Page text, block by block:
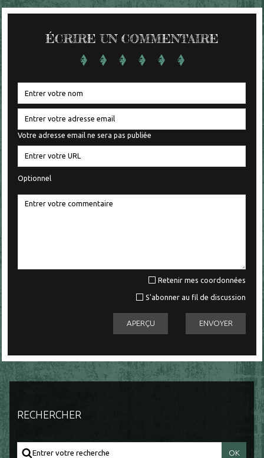
ÉCRIRE UN COMMENTAIRE
Votre adresse email ne sera pas publiée
Optionnel
Retenir mes coordonnées
S'abonner au fil de discussion
RECHERCHER